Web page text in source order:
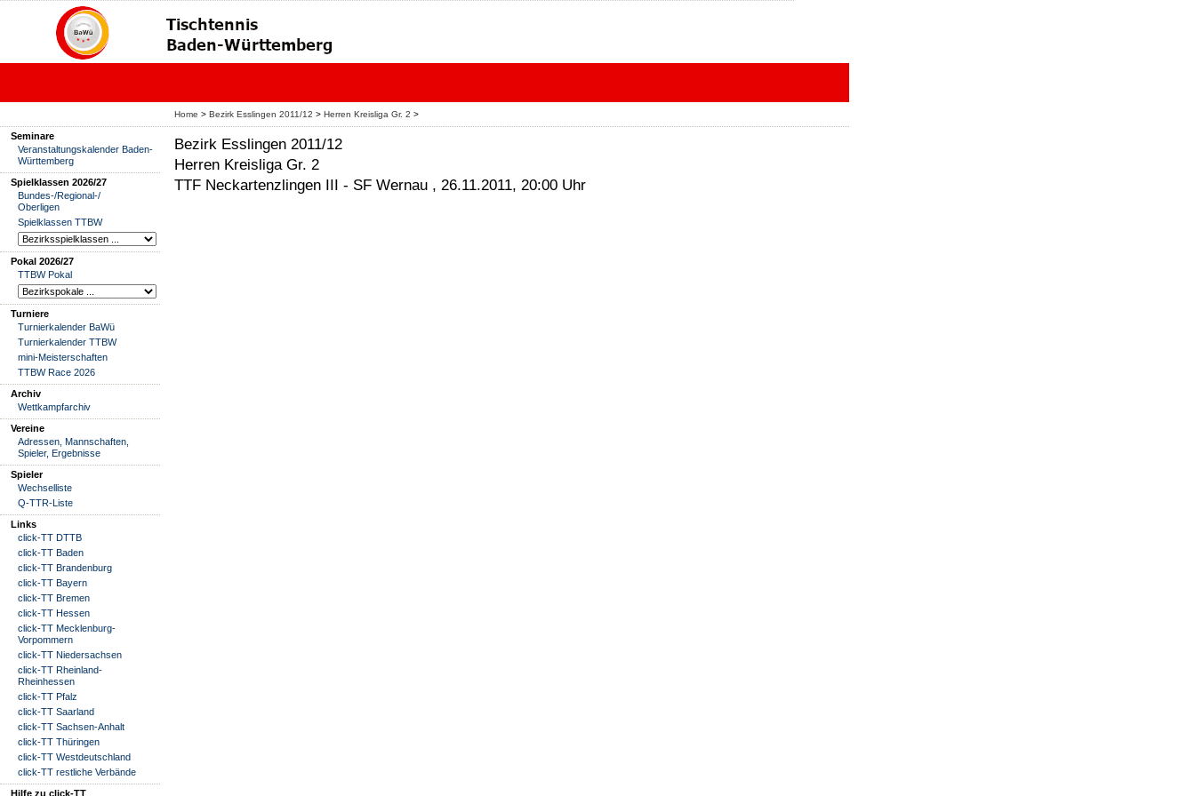
Home > Bezirk Esslingen 2011/12 > Herren Kreisliga Gr. 2 >
Seminare
Veranstaltungskalender Baden-
Württemberg
Spielklassen 2026/27
Bundes-/Regional-/
Oberligen
Spielklassen TTBW
Pokal 2026/27
TTBW Pokal
Turniere
Turnierkalender BaWü
Turnierkalender TTBW
mini-Meisterschaften
TTBW Race 2026
Archiv
Wettkampfarchiv
Vereine
Adressen, Mannschaften,
Spieler, Ergebnisse
Spieler
Wechselliste
Q-TTR-Liste
Links
click-TT DTTB
click-TT Baden
click-TT Brandenburg
click-TT Bayern
click-TT Bremen
click-TT Hessen
click-TT Mecklenburg-
Vorpommern
click-TT Niedersachsen
click-TT Rheinland-
Rheinhessen
click-TT Pfalz
click-TT Saarland
click-TT Sachsen-Anhalt
click-TT Thüringen
click-TT Westdeutschland
click-TT restliche Verbände
Hilfe zu click-TT
Bezirk Esslingen 2011/12
Herren Kreisliga Gr. 2
TTF Neckartenzlingen III - SF Wernau , 26.11.2011, 20:00 Uhr